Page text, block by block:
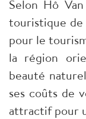
Selon Hô
touristique de
pour le
la région
beauté
ses coûts de
attractif pour